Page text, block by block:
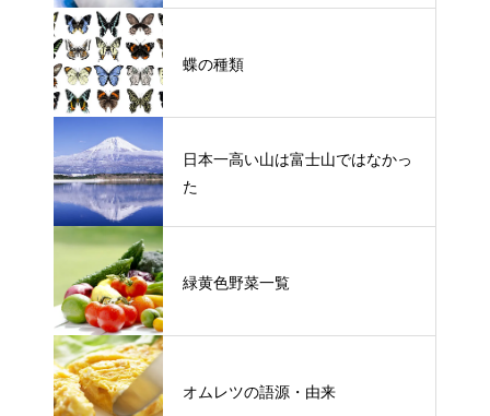
蝶の種類
日本一高い山は富士山ではなかっ
た
緑黄色野菜一覧
オムレツの語源・由来